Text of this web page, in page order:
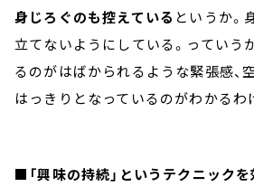
身じろぐのも控えている というか。
立てないようにしている。っていう
るのがはばかられるような緊張感、
はっきりとなっているのがわかるわ
■「興味の持続」というテクニック